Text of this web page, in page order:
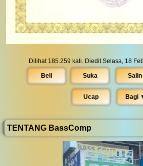
Dilihat 185.259 kali. Diedit Selasa, 18
Beli Suka Salin
Ucap Bagi
TENTANG BassComp